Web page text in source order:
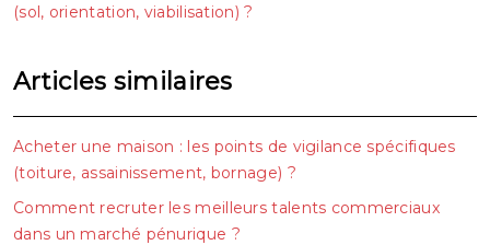
(sol, orientation, viabilisation) ?
Articles similaires
Acheter une maison : les points de vigilance spécifiques
(toiture, assainissement, bornage) ?
Comment recruter les meilleurs talents commerciaux
dans un marché pénurique ?